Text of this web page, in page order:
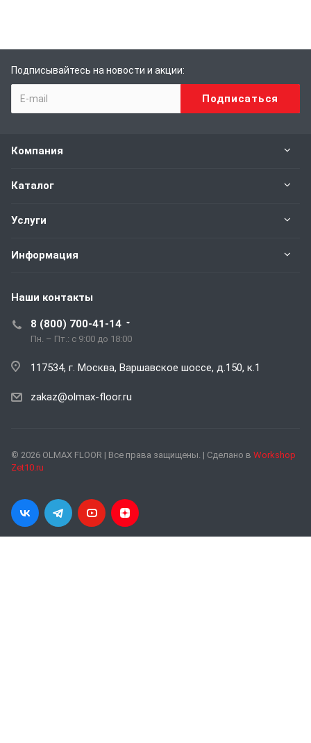
Подписывайтесь на новости и акции:
Компания
Каталог
Услуги
Информация
Наши контакты
8 (800) 700-41-14
Пн. – Пт.: с 9:00 до 18:00
117534, г. Москва, Варшавское шоссе, д.150, к.1
zakaz@olmax-floor.ru
© 2026 OLMAX FLOOR | Все права защищены. | Сделано в Workshop
Zet10.ru